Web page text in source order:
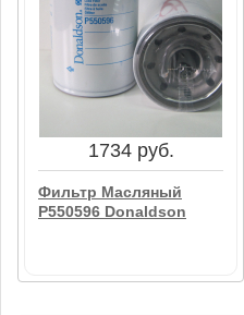
5779 руб.
Фильтр Обводной
Линии 12276605
1734 руб.
Фильтр Масляный
P550596 Donaldson